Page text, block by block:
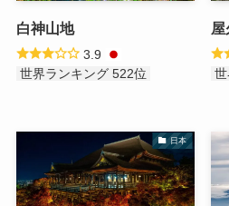
白神山地
3.9
世界ランキング 522位
屋
日本